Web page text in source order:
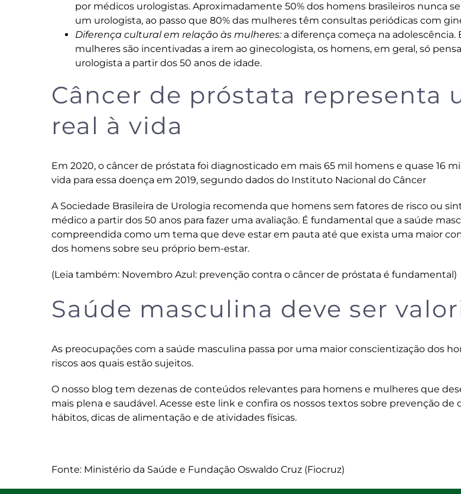
por médicos urologistas. Aproximadamente 50% dos homens brasileiros nunca
um urologista, ao passo que 80% das mulheres têm consultas periódicas com
Diferença cultural em relação às mulheres:a diferença começa na adolescência.
mulheres são incentivadas a irem ao ginecologista, os homens, em geral, só
urologista a partir dos 50 anos de idade.
Câncer de próstata representa
real à vida
Em 2020, o câncer de próstata foi diagnosticado em mais 65 mil homens e quase 16
vida para essa doença em 2019, segundo dados do Instituto Nacional do Câncer
A Sociedade Brasileira de Urologia recomenda que homens sem fatores de risco ou
médico a partir dos 50 anos para fazer uma avaliação. É fundamental que a saúde
compreendida como um tema que deve estar em pauta até que exista uma maior
dos homens sobre seu próprio bem-estar.
(Leia também: Novembro Azul: prevenção contra o câncer de próstata é fundamental)
Saúde masculina deve ser
As preocupações com a saúde masculina passa por uma maior conscientização dos
riscos aos quais estão sujeitos.
O nosso blog tem dezenas de conteúdos relevantes para homens e mulheres que
mais plena e saudável. Acesse este linke confira os nossos textos sobre prevenção de
hábitos, dicas de alimentação e de atividades físicas.
Fonte: Ministério da Saúde e Fundação Oswaldo Cruz (Fiocruz)